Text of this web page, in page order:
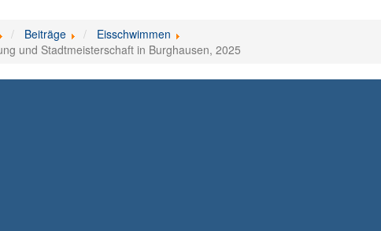
Beiträge
Eisschwimmen
und Stadtmeisterschaft in Burghausen, 2025